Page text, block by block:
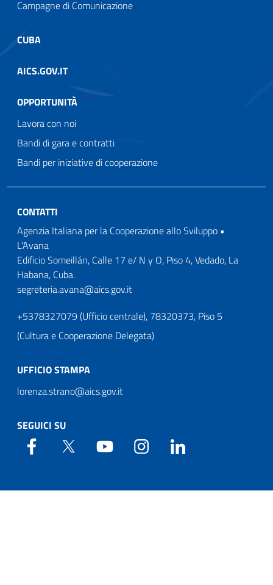
Campagne di Comunicazione
CUBA
AICS.GOV.IT
OPPORTUNITÀ
Lavora con noi
Bandi di gara e contratti
Bandi per iniziative di cooperazione
CONTATTI
Agenzia Italiana per la Cooperazione allo Sviluppo •
L'Avana
Edificio Someillán, Calle 17 e/ N y O, Piso 4, Vedado, La
Habana, Cuba.
segreteria.avana@aics.gov.it
+5378327079 (Ufficio centrale), 78320373, Piso 5
(Cultura e Cooperazione Delegata)
UFFICIO STAMPA
lorenza.strano@aics.gov.it
SEGUICI SU